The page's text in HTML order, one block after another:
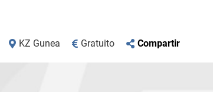
KZ Gunea Gratuito Compartir